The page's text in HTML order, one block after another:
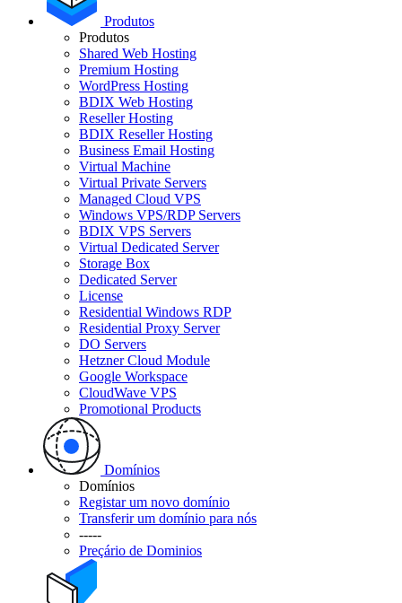
Produtos
Produtos
Shared Web Hosting
Premium Hosting
WordPress Hosting
BDIX Web Hosting
Reseller Hosting
BDIX Reseller Hosting
Business Email Hosting
Virtual Machine
Virtual Private Servers
Managed Cloud VPS
Windows VPS/RDP Servers
BDIX VPS Servers
Virtual Dedicated Server
Storage Box
Dedicated Server
License
Residential Windows RDP
Residential Proxy Server
DO Servers
Hetzner Cloud Module
Google Workspace
CloudWave VPS
Promotional Products
Domínios
Domínios
Registar um novo domínio
Transferir um domínio para nós
-----
Preçário de Dominios